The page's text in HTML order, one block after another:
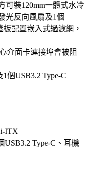
可裝120mm一體式水冷
光反向風扇及1個
板配置嵌入式過濾網，
介面卡連接埠會被阻
個USB3.2 Type-C
ITX
USB3.2 Type-C、耳機